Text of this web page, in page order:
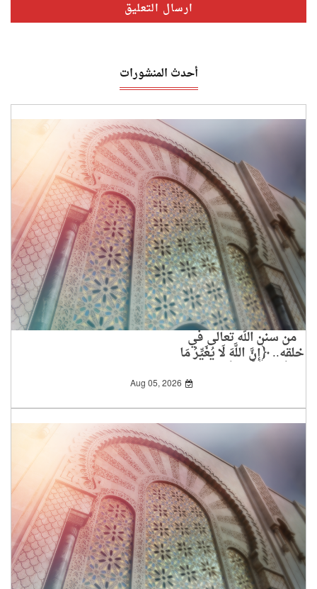
أحدث المنشورات
من سنن الله تعالى في
خلقه.. ﴿إِنَّ اللَّهَ لَا يُغَيِّرُ مَا
بِقَوْمٍ حَتَّى يُغَيِّرُوا مَا
Aug 05, 2026